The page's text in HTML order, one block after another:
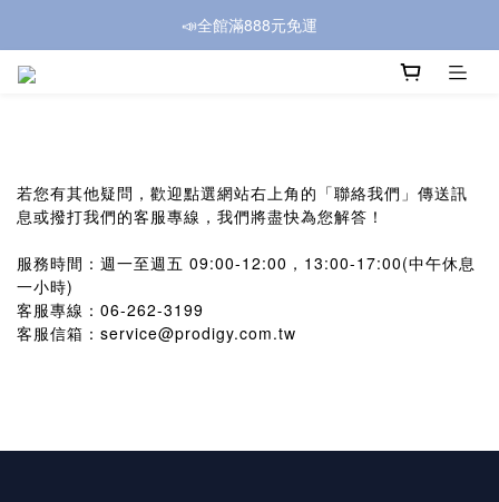
📣全館滿888元免運
若您有其他疑問，歡迎點選網站右上角的「聯絡我們」傳送訊
息或撥打我們的客服專線，我們將盡快為您解答！
服務時間：週一至週五 09:00-12:00，13:00-17:00(中午休息
一小時)
客服專線：06-262-3199
客服信箱：service@prodigy.com.tw